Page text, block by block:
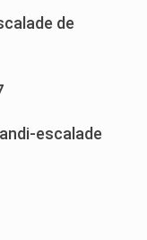
de
escalade